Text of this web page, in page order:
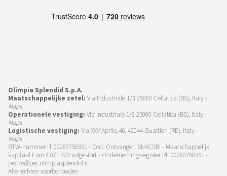
Olimpia Splendid S.p.A.
Maatschappelijke zetel: Via Industriale 1/3 25060 Cellatica (BS), Italy -
Maps
Operationele vestiging: Via Industriale 1/3 25060 Cellatica (BS), Italy -
Maps
Logistische vestiging: Via XXV Aprile, 46, 42044 Gualtieri (RE), Italy -
Maps
BTW-nummer IT 00260750351 - Cod. Ontvanger: SN4CSRI - Maatschappelijk
kapitaal Euro 4.071.429 volgestort - Ondernemingsregister RE 00260750351 -
pec.os@pec.olimpiasplendid.it
Alle rechten voorbehouden